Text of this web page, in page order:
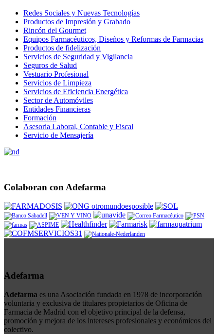
Redes Sociales y Nuevas Tecnologías
Productos de Impresión y Grabado
Rincón del Gourmet
Equipos Farmacéuticos, Diseños y Reformas de Farmacias
Productos de fidelización
Servicios de Seguridad y Vigilancia
Seguros de Salud
Vestuario Profesional
Servicios de Limpieza
Servicios de Eficiencia Energética
Sector de Automóviles
Entidades Financieras
Formación
Asesoria Laboral, Contable y Fiscal
Servicio de Mensajería
Colaboran con Adefarma
Adefarma
Adefarma es una Asociación fundada en 1978 de incorporación
voluntaria y exclusiva de titulares propietarios de Oficina de
Farmacia de Madrid con el objetivo principal de la defensa,
promoción y mejora de los intereses profesionales y económicos del
colectivo.